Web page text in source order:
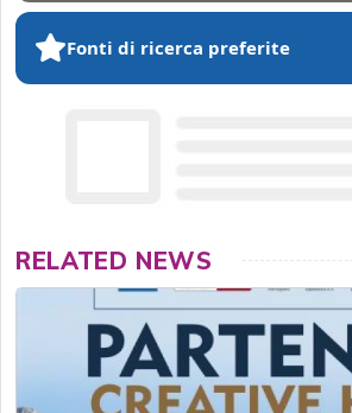
Fonti di ricerca preferite
RELATED NEWS